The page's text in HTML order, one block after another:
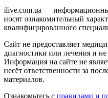
ilive.com.ua —
носят ознакомительный
квалифицированного
Сайт не предоставляет
диагностики или лечения и
Информация на сайте не
несёт ответственности за
материалов.
Ознакомьтесь с правилами и